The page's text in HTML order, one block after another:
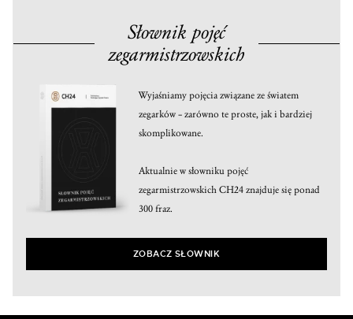
Słownik pojęć
zegarmistrzowskich
Wyjaśniamy pojęcia związane ze światem
zegarków – zarówno te proste, jak i bardziej
skomplikowane.
Aktualnie w słowniku pojęć
zegarmistrzowskich CH24 znajduje się ponad
300 fraz.
ZOBACZ SŁOWNIK